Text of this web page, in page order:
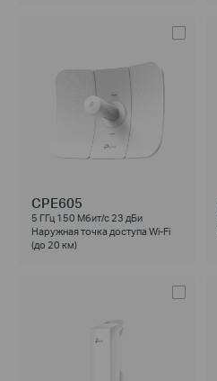
CPE605
5 ГГц 150 Мбит/с 23 дБи
Наружная точка доступа Wi-Fi
(до 20 км)